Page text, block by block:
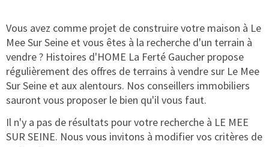
Vous avez comme projet de construire votre maison à Le
Mee Sur Seine et vous êtes à la recherche d'un terrain à
vendre ? Histoires d'HOME La Ferté Gaucher propose
régulièrement des offres de terrains à vendre sur Le Mee
Sur Seine et aux alentours. Nos conseillers immobiliers
sauront vous proposer le bien qu'il vous faut.
Il n'y a pas de résultats pour votre recherche à LE MEE
SUR SEINE. Nous vous invitons à modifier vos critères de